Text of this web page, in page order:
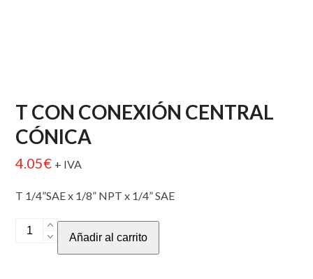
T CON CONEXIÓN CENTRAL
CÓNICA
4.05€ + IVA
T 1/4”SAE x 1/8” NPT x 1/4” SAE
Añadir al carrito